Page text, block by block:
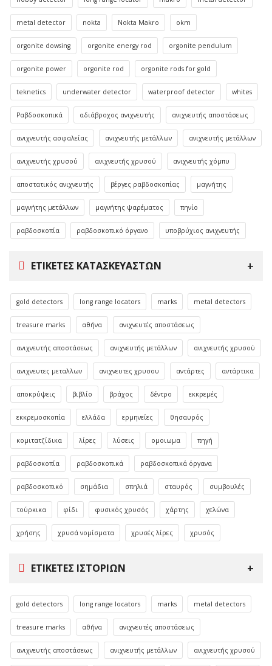
metal detector nokta Nokta Makro okm
orgonite dowsing orgonite energy rod orgonite pendulum
orgonite power orgonite rod orgonite rods for gold
teknetics underwater detector waterproof detector whites
Ραβδοσκοπικά αδιάβροχος ανιχνευτής ανιχνευτής αποστάσεως
ανιχνευτής ασφαλείας ανιχνευτής μετάλλων ανιχνευτής μετάλλων
ανιχνευτής χρυσού ανιχνευτής χρυσού ανιχνευτής χόμπυ
αποστατικός ανιχνευτής βέργες ραβδοσκοπίας μαγνήτης
μαγνήτης μετάλλων μαγνήτης ψαρέματος πηνίο
ραβδοσκοπία ραβδοσκοπικό όργανο υποβρύχιος ανιχνευτής
ΕΤΙΚΈΤΕΣ ΚΑΤΑΣΚΕΥΑΣΤΏΝ
gold detectors long range locators marks metal detectors
treasure marks αθήνα ανιχνευτές αποστάσεως
ανιχνευτής αποστάσεως ανιχνευτής μετάλλων ανιχνευτής χρυσού
ανιχνευτες μεταλλων ανιχνευτες χρυσου αντάρτες αντάρτικα
αποκρύψεις βιβλίο βράχος δέντρο εκκρεμές
εκκρεμοσκοπία ελλάδα ερμηνείες θησαυρός
κομιτατζίδικα λίρες λύσεις ομοιωμα πηγή
ραβδοσκοπία ραβδοσκοπικά ραβδοσκοπικά όργανα
ραβδοσκοπικό σημάδια σπηλιά σταυρός συμβουλές
τούρκικα φίδι φυσικός χρυσός χάρτης χελώνα
χρήσης χρυσά νομίσματα χρυσές λίρες χρυσός
ΕΤΙΚΈΤΕΣ ΙΣΤΟΡΙΏΝ
gold detectors long range locators marks metal detectors
treasure marks αθήνα ανιχνευτές αποστάσεως
ανιχνευτής αποστάσεως ανιχνευτής μετάλλων ανιχνευτής χρυσού